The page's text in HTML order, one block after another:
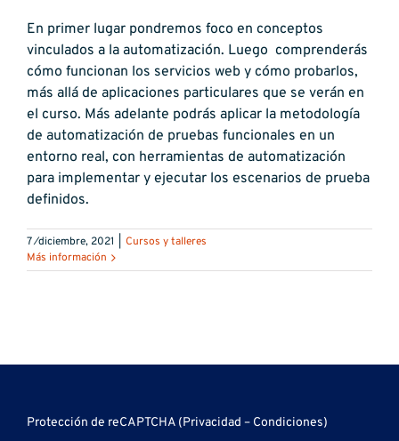
En primer lugar pondremos foco en conceptos
vinculados a la automatización. Luego comprenderás
cómo funcionan los servicios web y cómo probarlos,
más allá de aplicaciones particulares que se verán en
el curso. Más adelante podrás aplicar la metodología
de automatización de pruebas funcionales en un
entorno real, con herramientas de automatización
para implementar y ejecutar los escenarios de prueba
definidos.
7 ⁄diciembre, 2021
Cursos y talleres
Más información
Protección de reCAPTCHA (Privacidad – Condiciones)